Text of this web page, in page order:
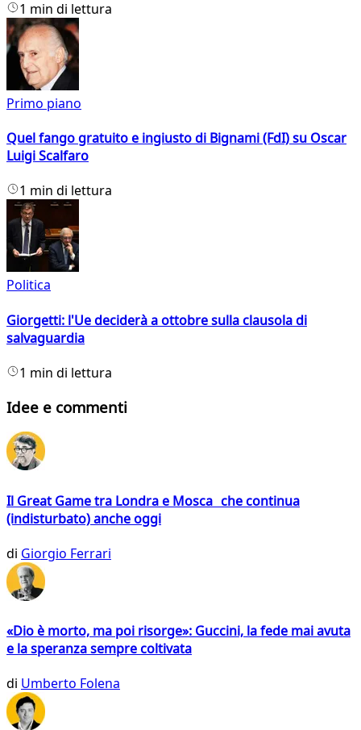
1 min di lettura
Primo piano
Quel fango gratuito e ingiusto di Bignami (FdI) su Oscar
Luigi Scalfaro
1 min di lettura
Politica
Giorgetti: l'Ue deciderà a ottobre sulla clausola di
salvaguardia
1 min di lettura
Idee e commenti
Il Great Game tra Londra e Mosca che continua
(indisturbato) anche oggi
di Giorgio Ferrari
«Dio è morto, ma poi risorge»: Guccini, la fede mai avuta
e la speranza sempre coltivata
di Umberto Folena